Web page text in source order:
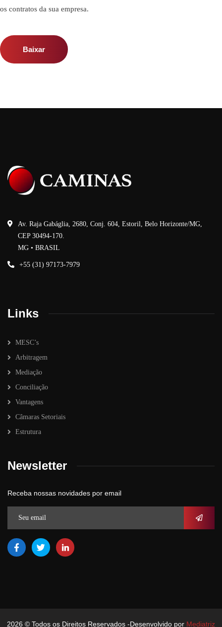
os contratos da sua empresa.
Baixar
Av. Raja Gabáglia, 2680, Conj. 604, Estoril, Belo Horizonte/MG,
CEP 30494-170.
MG • BRASIL
+55 (31) 97173-7979
Links
MESC’s
Arbitragem
Mediação
Conciliação
Vantagens
Câmaras Setoriais
Estrutura
Newsletter
Receba nossas novidades por email
2026 © Todos os Direitos Reservados -Desenvolvido por Mediatriz